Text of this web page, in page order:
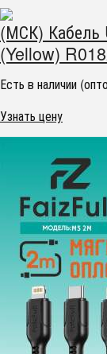
(МСК) Кабель
(Yellow)
Есть в наличии
Узнать цену